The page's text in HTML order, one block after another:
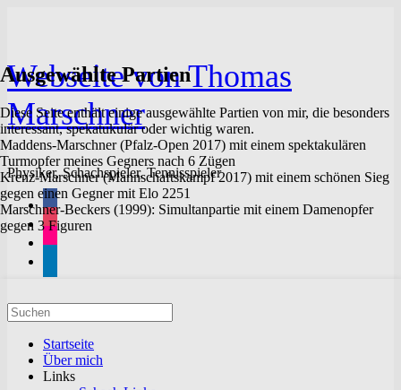
Webseite von Thomas
Marschner
Physiker, Schachspieler, Tennisspieler
facebook
instagram
Suchen
nach:
Startseite
Über mich
Links
Ausgewählte Partien
Diese Seite enthält einige ausgewählte Partien von mir, die besonders
interessant, spekatukulär oder wichtig waren.
Maddens-Marschner (Pfalz-Open 2017) mit einem spektakulären
Turmopfer meines Gegners nach 6 Zügen
Krenz-Marschner (Mannschaftskampf 2017) mit einem schönen Sieg
gegen einen Gegner mit Elo 2251
Marschner-Beckers (1999): Simultanpartie mit einem Damenopfer
gegen 3 Figuren